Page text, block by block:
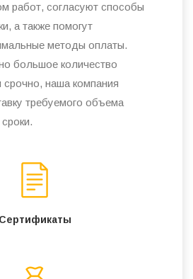
работ, согласуют способы
а также помогут
методы оплаты.
большое количество
срочно, наша компания
требуемого объема
Сертификаты